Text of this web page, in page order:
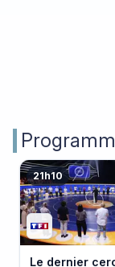
21h10
Le dernier